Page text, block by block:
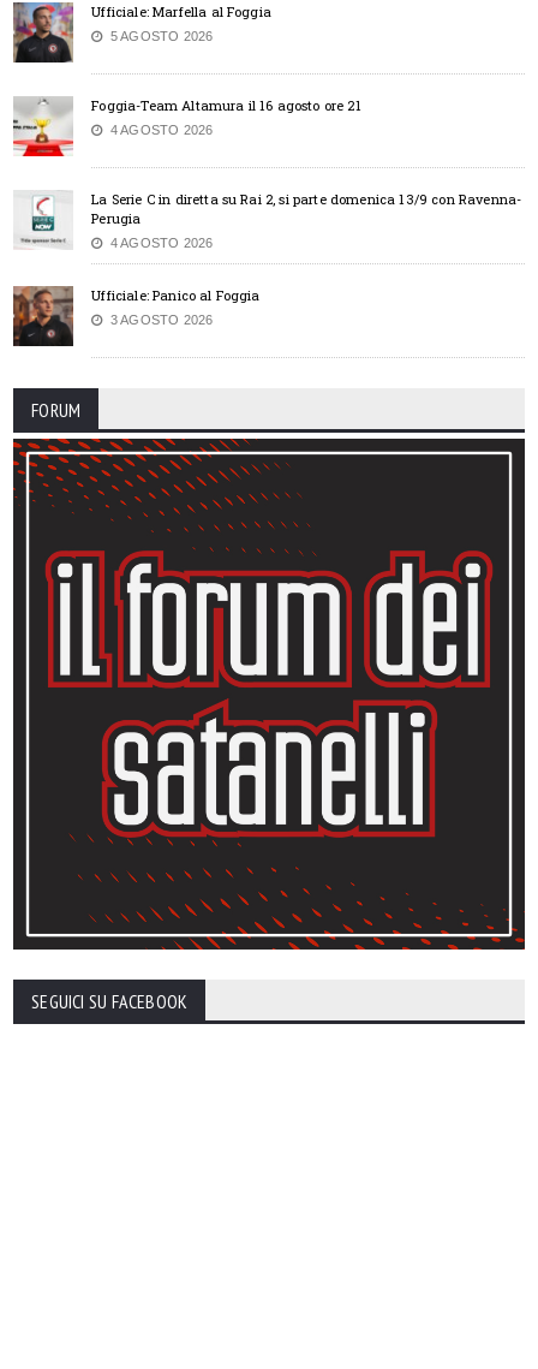
Ufficiale: Marfella al Foggia
5 AGOSTO 2026
Foggia-Team Altamura il 16 agosto ore 21
4 AGOSTO 2026
La Serie C in diretta su Rai 2, si parte domenica 13/9 con Ravenna-
Perugia
4 AGOSTO 2026
Ufficiale: Panico al Foggia
3 AGOSTO 2026
FORUM
SEGUICI SU FACEBOOK